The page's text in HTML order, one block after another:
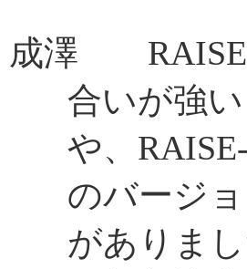
成澤 RAISE-
合いが強
や、
のバージ
がありま